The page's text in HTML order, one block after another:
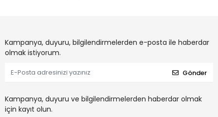
Kampanya, duyuru, bilgilendirmelerden e-posta ile haberdar
olmak istiyorum.
Gönder
Kampanya, duyuru ve bilgilendirmelerden haberdar olmak
için kayıt olun.